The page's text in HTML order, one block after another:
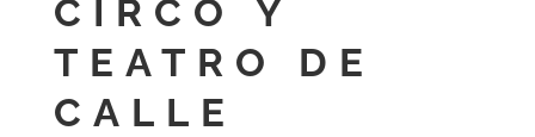
CIRCO Y
TEATRO DE
CALLE